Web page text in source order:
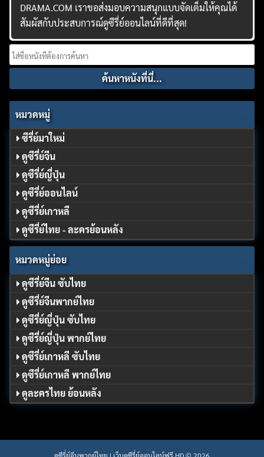
DRAMA.COM เราขอส่งมอบความสนุกแบบจัดเต็มให้คุณได้
สัมผัสกับประสบการณ์ดูซีรี่ย์ออนไลน์ที่ดีที่สุด!
Search
for:
หมวดหมู่
ซีรี่ย์มาใหม่
ดูซีรี่ย์จีน
ดูซีรี่ย์ญี่ปุ่น
ดูซีรี่ย์ออนไลน์
ดูซีรี่ย์เกาหลี
ดูซีรี่ย์ไทย - ละครย้อนหลัง
หมวดหมู่ย่อย
ดูซีรี่ย์จีน ซับไทย
ดูซีรี่ย์จีนพากย์ไทย
ดูซีรี่ย์ญี่ปุ่น ซับไทย
ดูซีรี่ย์ญี่ปุ่น พากย์ไทย
ดูซีรี่ย์เกาหลี ซับไทย
ดูซีรี่ย์เกาหลี พากย์ไทย
ดูละครไทย ย้อนหลัง
ดูซีรี่ย์จีนพากย์ไทย | เว็บดูซีรี่ย์ออนไลน์ฟรี HD © 2026